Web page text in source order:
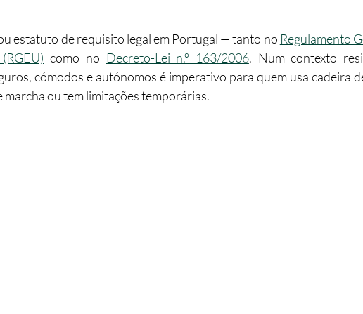
Turismo Sustentabilidade Investimento
estatuto de requisito legal em Portugal — tanto no Regulamento
como no Decreto-Lei n.º 163/2006. Num contexto
cómodos e autónomos é imperativo para quem usa cadeira
marcha ou tem limitações temporárias.